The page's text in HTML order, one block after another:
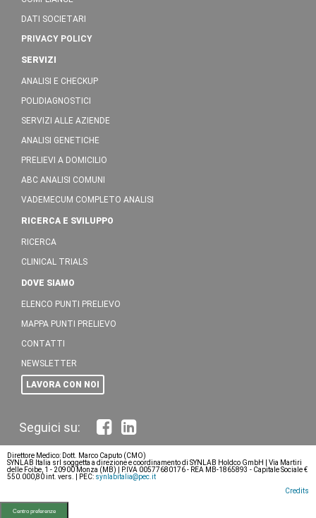
DATI SOCIETARI
PRIVACY POLICY
SERVIZI
ANALISI E CHECKUP
POLIDIAGNOSTICI
SERVIZI ALLE AZIENDE
ANALISI GENETICHE
PRELIEVI A DOMICILIO
ABC ANALISI COMUNI
VADEMECUM COMPLETO ANALISI
RICERCA E SVILUPPO
RICERCA
CLINICAL TRIALS
DOVE SIAMO
ELENCO PUNTI PRELIEVO
MAPPA PUNTI PRELIEVO
CONTATTI
NEWSLETTER
LAVORA CON NOI
Direttore Medico: Dott. Marco Caputo (CMO)
SYNLAB Italia srl soggetta a direzione e coordinamento di SYNLAB Holdco GmbH | Via Martiri
delle Foibe, 1 - 20900 Monza (MB) | P.IVA 00577680176 - REA MB-1865893 - Capitale Sociale €
550.000,80 int. vers. | PEC: synlabitalia@pec.it
Credits
Centro preferenze